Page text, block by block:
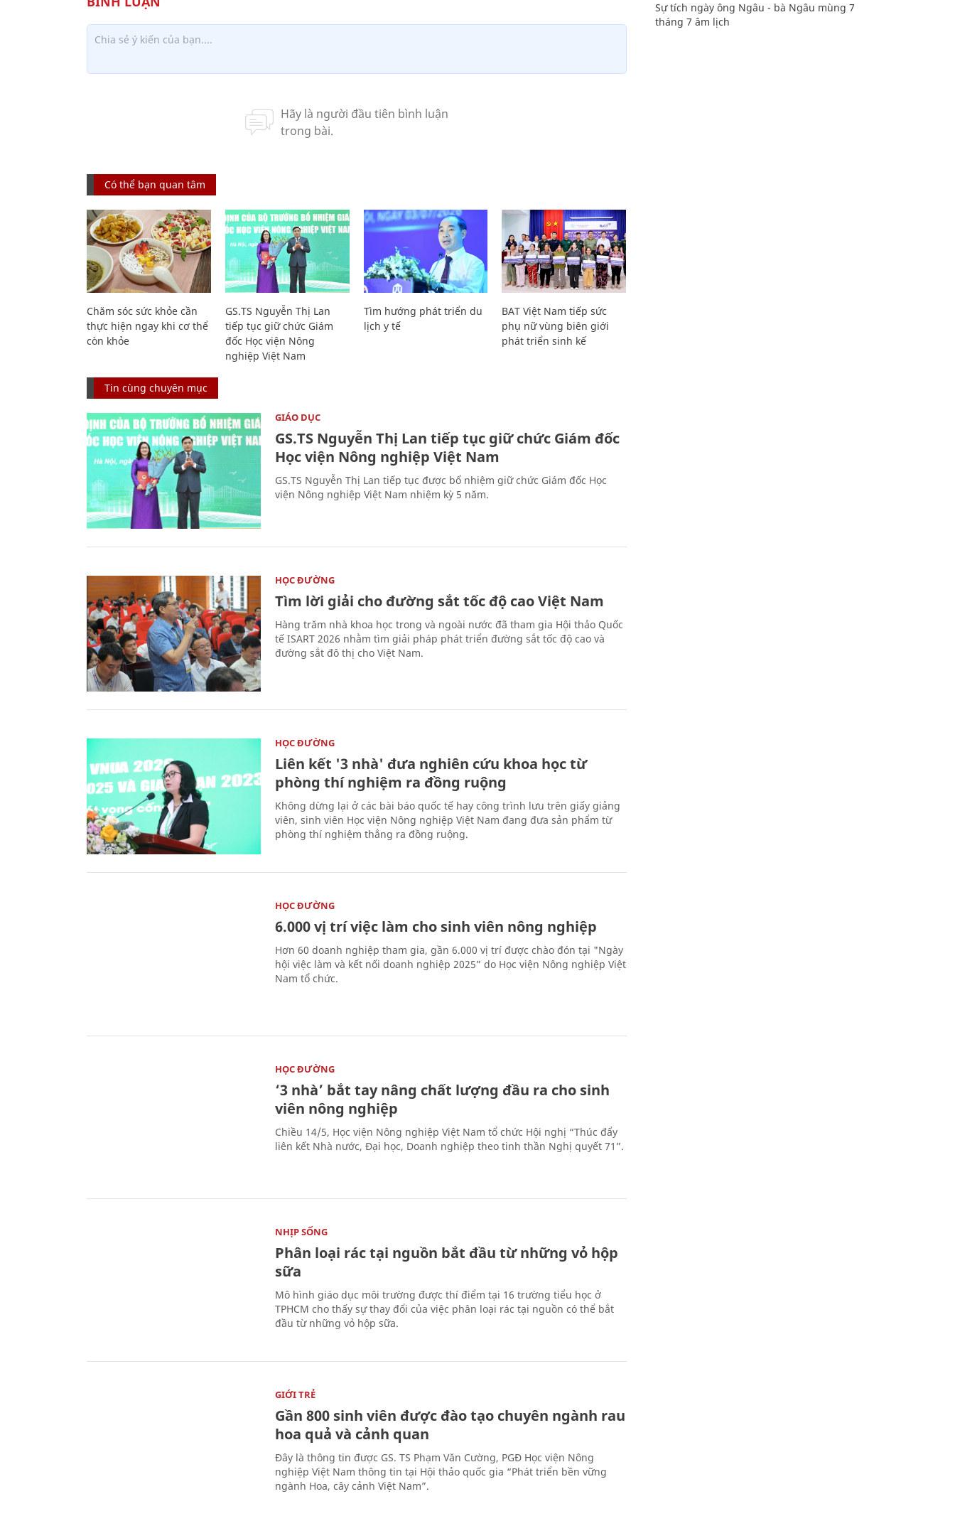
Có thể bạn quan tâm
Chăm sóc sức khỏe cần
thực hiện ngay khi cơ thể
còn khỏe
GS.TS Nguyễn Thị Lan
tiếp tục giữ chức Giám
đốc Học viện Nông
nghiệp Việt Nam
Tìm hướng phát triển du
lịch y tế
BAT Việt Nam tiếp sức
phụ nữ vùng biên giới
phát triển sinh kế
Tin cùng chuyên mục
GIÁO DỤC
GS.TS Nguyễn Thị Lan tiếp tục giữ chức Giám đốc
Học viện Nông nghiệp Việt Nam
GS.TS Nguyễn Thị Lan tiếp tục được bổ nhiệm giữ chức Giám đốc Học
viện Nông nghiệp Việt Nam nhiệm kỳ 5 năm.
HỌC ĐƯỜNG
Tìm lời giải cho đường sắt tốc độ cao Việt Nam
Hàng trăm nhà khoa học trong và ngoài nước đã tham gia Hội thảo Quốc
tế ISART 2026 nhằm tìm giải pháp phát triển đường sắt tốc độ cao và
đường sắt đô thị cho Việt Nam.
HỌC ĐƯỜNG
Liên kết '3 nhà' đưa nghiên cứu khoa học từ
phòng thí nghiệm ra đồng ruộng
Không dừng lại ở các bài báo quốc tế hay công trình lưu trên giấy giảng
viên, sinh viên Học viện Nông nghiệp Việt Nam đang đưa sản phẩm từ
phòng thí nghiệm thẳng ra đồng ruộng.
HỌC ĐƯỜNG
6.000 vị trí việc làm cho sinh viên nông nghiệp
Hơn 60 doanh nghiệp tham gia, gần 6.000 vị trí được chào đón tại "Ngày
hội việc làm và kết nối doanh nghiệp 2025” do Học viện Nông nghiệp Việt
Nam tổ chức.
HỌC ĐƯỜNG
‘3 nhà’ bắt tay nâng chất lượng đầu ra cho sinh
viên nông nghiệp
Chiều 14/5, Học viện Nông nghiệp Việt Nam tổ chức Hội nghị “Thúc đẩy
liên kết Nhà nước, Đại học, Doanh nghiệp theo tinh thần Nghị quyết 71”.
NHỊP SỐNG
Phân loại rác tại nguồn bắt đầu từ những vỏ hộp
sữa
Mô hình giáo dục môi trường được thí điểm tại 16 trường tiểu học ở
TPHCM cho thấy sự thay đổi của việc phân loại rác tại nguồn có thể bắt
đầu từ những vỏ hộp sữa.
GIỚI TRẺ
Gần 800 sinh viên được đào tạo chuyên ngành rau
hoa quả và cảnh quan
Đây là thông tin được GS. TS Phạm Văn Cường, PGĐ Học viện Nông
nghiệp Việt Nam thông tin tại Hội thảo quốc gia “Phát triển bền vững
ngành Hoa, cây cảnh Việt Nam”.
Sự tích ngày ông Ngâu - bà Ngâu mùng 7
tháng 7 âm lịch